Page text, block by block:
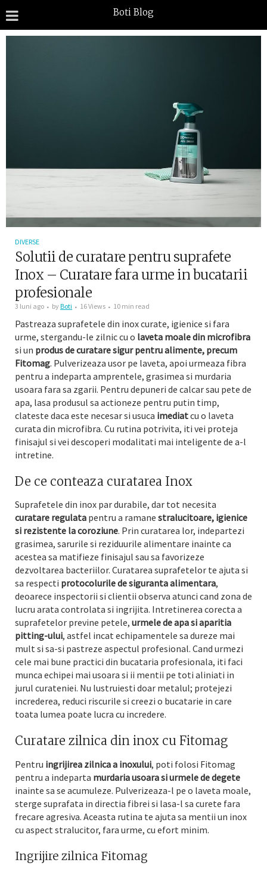
Boti Blog
DIVERSE
Solutii de curatare pentru suprafete
Inox – Curatare fara urme in bucatarii
profesionale
3 luni ago byBoti 16 Views 10 min read
Pastreaza suprafetele din inox curate, igienice si fara
urme, stergandu-le zilnic cu o laveta moale din microfibra
si un produs de curatare sigur pentru alimente, precum
Fitomag. Pulverizeaza usor pe laveta, apoi urmeaza fibra
pentru a indeparta amprentele, grasimea si murdaria
usoara fara sa zgarii. Pentru depuneri de calcar sau pete de
apa, lasa produsul sa actioneze pentru putin timp,
clateste daca este necesar si usuca imediatcu o laveta
curata din microfibra. Cu rutina potrivita, iti vei proteja
finisajul si vei descoperi modalitati mai inteligente de a-l
intretine.
De ce conteaza curatarea Inox
Suprafetele din inox par durabile, dar tot necesita
curatare regulata pentru a ramane stralucitoare, igienice
si rezistente la coroziune. Prin curatarea lor, indepartezi
grasimea, sarurile si reziduurile alimentare inainte ca
acestea sa matifieze finisajul sau sa favorizeze
dezvoltarea bacteriilor. Curatarea suprafetelor te ajuta si
sa respecti protocolurile de siguranta alimentara,
deoarece inspectorii si clientii observa atunci cand zona de
lucru arata controlata si ingrijita. Intretinerea corecta a
suprafetelor previne petele, urmele de apa si aparitia
pitting-ului, astfel incat echipamentele sa dureze mai
mult si sa-si pastreze aspectul profesional. Cand urmezi
cele mai bune practici din bucataria profesionala, iti faci
munca echipei mai usoara si ii mentii pe toti aliniati in
jurul curateniei. Nu lustruiesti doar metalul; protejezi
increderea, reduci riscurile si creezi o bucatarie in care
toata lumea poate lucra cu incredere.
Curatare zilnica din inox cu Fitomag
Pentru ingrijirea zilnica a inoxului, poti folosi Fitomag
pentru a indeparta murdaria usoara si urmele de degete
inainte sa se acumuleze. Pulverizeaza-l pe o laveta moale,
sterge suprafata in directia fibrei si lasa-l sa curete fara
frecare agresiva. Aceasta rutina te ajuta sa mentii un inox
cu aspect stralucitor, fara urme, cu efort minim.
Ingrijire zilnica Fitomag